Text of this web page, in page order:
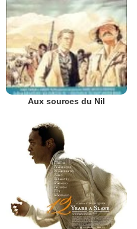
Aux sources du Nil